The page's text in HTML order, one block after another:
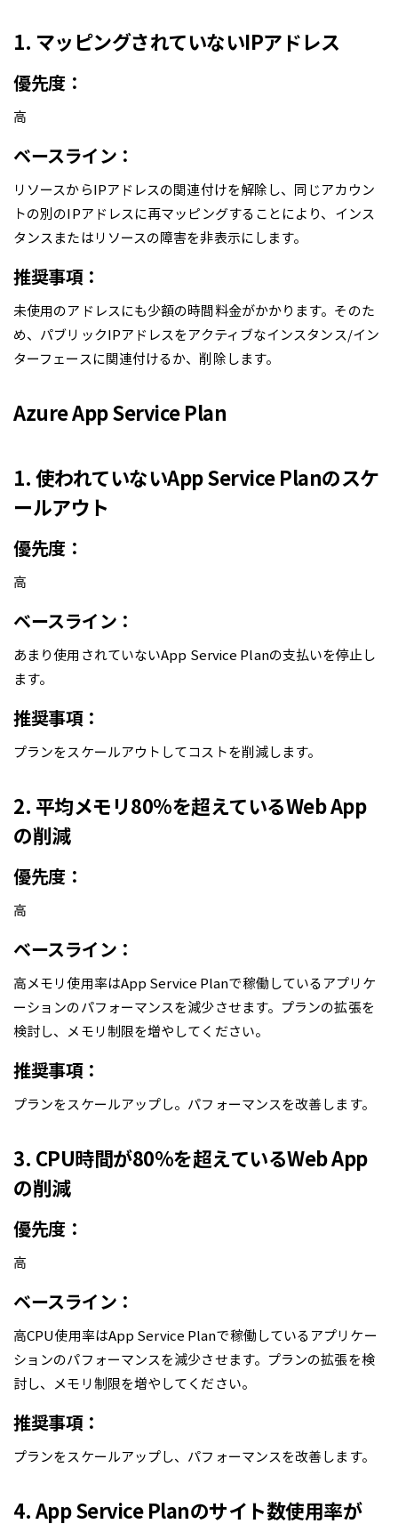
1. マッピングされていないIPアドレス
優先度：
高
ベースライン：
リソースからIPアドレスの関連付けを解除し、同じアカウン
トの別のIPアドレスに再マッピングすることにより、インス
タンスまたはリソースの障害を非表示にします。
推奨事項：
未使用のアドレスにも少額の時間料金がかかります。そのた
め、パブリックIPアドレスをアクティブなインスタンス/イン
ターフェースに関連付けるか、削除します。
Azure App Service Plan
1. 使われていないApp Service Planのスケ
ールアウト
優先度：
高
ベースライン：
あまり使用されていないApp Service Planの支払いを停止し
ます。
推奨事項：
プランをスケールアウトしてコストを削減します。
2. 平均メモリ80%を超えているWeb App
の削減
優先度：
高
ベースライン：
高メモリ使用率はApp Service Planで稼働しているアプリケ
ーションのパフォーマンスを減少させます。プランの拡張を
検討し、メモリ制限を増やしてください。
推奨事項：
プランをスケールアップし。パフォーマンスを改善します。
3. CPU時間が80%を超えているWeb App
の削減
優先度：
高
ベースライン：
高CPU使用率はApp Service Planで稼働しているアプリケー
ションのパフォーマンスを減少させます。プランの拡張を検
討し、メモリ制限を増やしてください。
推奨事項：
プランをスケールアップし、パフォーマンスを改善します。
4. App Service Planのサイト数使用率が